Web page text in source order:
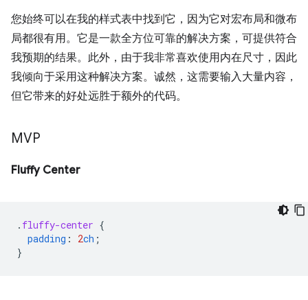
您始终可以在我的样式表中找到它，因为它对宏布局和微布
局都很有用。它是一款全方位可靠的解决方案，可提供符合
我预期的结果。此外，由于我非常喜欢使用内在尺寸，因此
我倾向于采用这种解决方案。诚然，这需要输入大量内容，
但它带来的好处远胜于额外的代码。
MVP
Fluffy Center
. fluffy-center {
padding : 2ch ;
}